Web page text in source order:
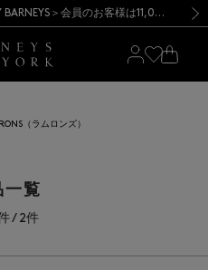
新規登録のお客様も対象！＜MY BARNEYS＞会員のお客様は11,000円（税込）以上のお買上げで常時送料無料！お買い物の際は会員登録を！
【夏季休業に伴う返品・交換承り一時停止のお知らせ】（2026.8.5）
よるお荷物のお届けについて
のご案内・ご注意事項 新規登録のお客様も対象！＜MY BARNEYS＞会員のお客様は11,000円（税込）以上のお買上げで常時送料無料！お買い物の際は会員登録を！
【夏季休業に伴う返品・交換承り一時停止のお知らせ】（2026.8.5）
（ラムロンズ）
一覧
/ 2件